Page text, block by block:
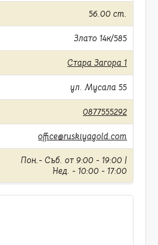
56.00 cm.
Злато 14к/585
Стара Загора 1
ул. Мусала 55
0877555292
office@ruskiyagold.com
Пон.- Съб. от 9:00 - 19:00 |
Нед. - 10:00 - 17:00